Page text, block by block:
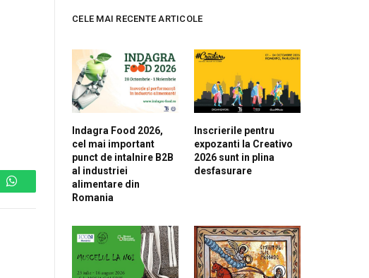
WhatsApp
CELE MAI RECENTE ARTICOLE
Indagra Food 2026,
cel mai important
punct de intalnire B2B
al industriei
alimentare din
Romania
Inscrierile pentru
expozanti la Creativo
2026 sunt in plina
desfasurare